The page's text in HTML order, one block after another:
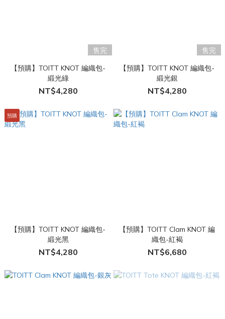
售完
【預購】TOITT KNOT 編織包-
緞光綠
NT$4,280
售完
【預購】TOITT KNOT 編織包-
緞光銀
NT$4,280
預購
【預購】TOITT KNOT 編織包-
緞光黑
NT$4,280
【預購】TOITT Clam KNOT 編
織包-紅褐
NT$6,680